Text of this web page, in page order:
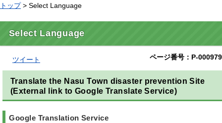
トップ> Select Language
Select Language
ページ番号：P-000979
ツイート
Translate the Nasu Town disaster prevention Site
(External link to Google Translate Service)
Google Translation Service